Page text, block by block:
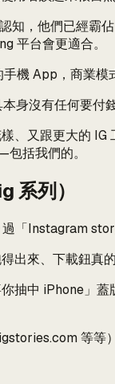
知，他們已經霸
平台會更適合。
機 App，商業
身沒有任何要付錢
、又跟更大的
括我們的。
列）
「Instagram
出來、下載鈕
抽中 iPhone」
等等